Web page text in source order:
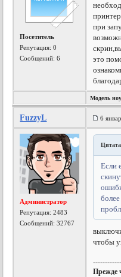
Посетитель
Репутация:0
Сообщений: 6
при
это
Модель
FuzzyL 6
Администратор
Репутация:2483
Сообщений: 32767
Если
чтобы
Прежде